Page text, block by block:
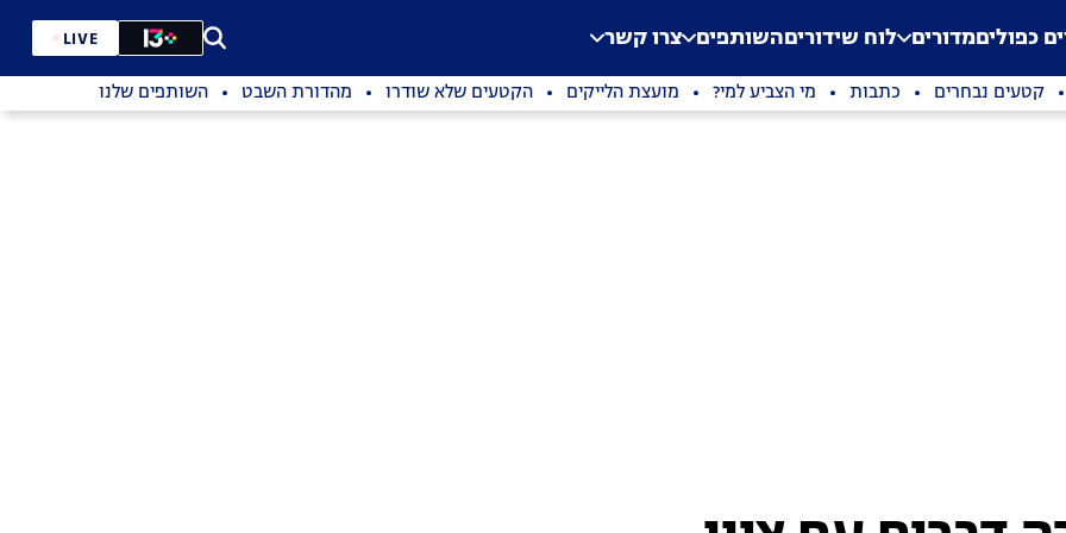
Application error: a
. כפוליםמדורים לוח שידוריםהשותפים צרו קשר LIVE
קטעים נבחרים כתבות מי הצביע למי? מועצת הלייקים הקטעים שלא שודרו מהדורת השבט השותפים שלנו